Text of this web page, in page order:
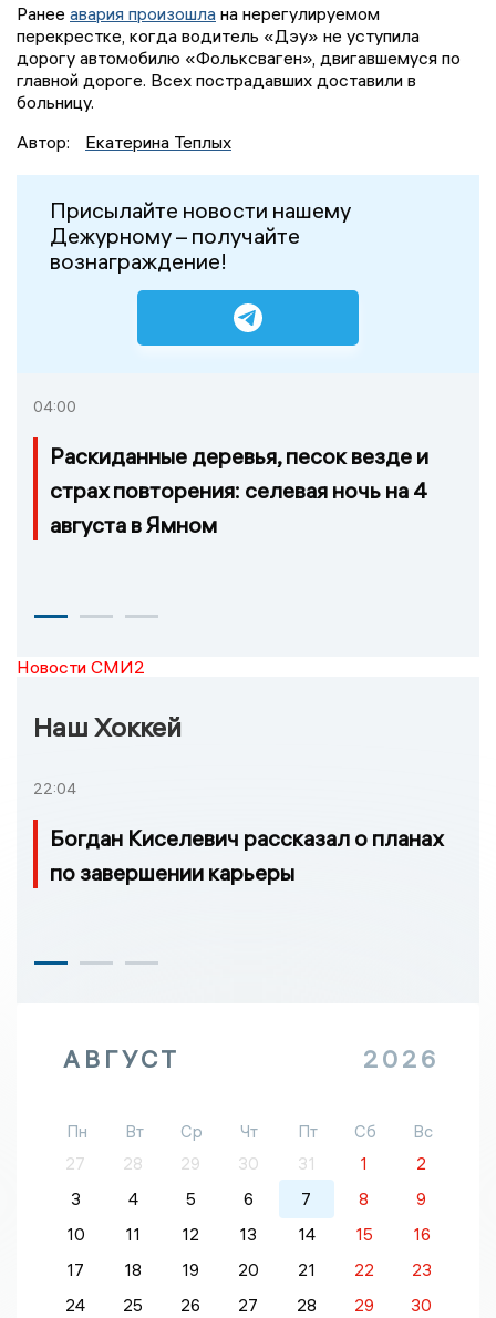
Ранее авария произошла на нерегулируемом
перекрестке, когда водитель «Дэу» не уступила
дорогу автомобилю «Фольксваген», двигавшемуся по
главной дороге. Всех пострадавших доставили в
больницу.
Автор:
Екатерина Теплых
Присылайте новости нашему
Дежурному – получайте
вознаграждение!
04:00
Раскиданные деревья, песок везде и
страх повторения: селевая ночь на 4
августа в Ямном
Новости СМИ2
Наш Хоккей
22:04
Богдан Киселевич рассказал о планах
по завершении карьеры
АВГУСТ 2026
Пн Вт Ср Чт Пт Сб
Вс
27
28 29 30 31 1
2
3
4 5 6 7 8
9
10
11 12 13 14 15
16
17
18 19 20 21 22
23
24
25 26 27 28 29
30